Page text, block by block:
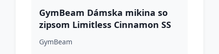
GymBeam Dámska mikina so
zipsom Limitless Cinnamon SS
GymBeam